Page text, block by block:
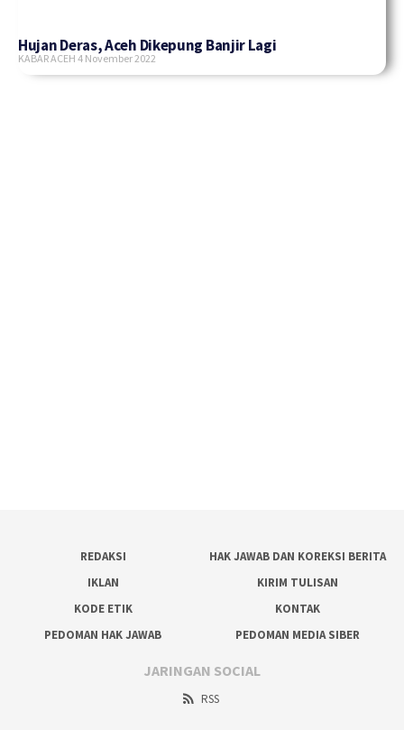
Hujan Deras, Aceh Dikepung Banjir Lagi
KABAR ACEH 4 November 2022
REDAKSI
HAK JAWAB DAN KOREKSI BERITA
IKLAN
KIRIM TULISAN
KODE ETIK
KONTAK
PEDOMAN HAK JAWAB
PEDOMAN MEDIA SIBER
JARINGAN SOCIAL
RSS